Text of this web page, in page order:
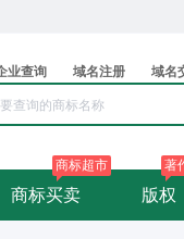
业查询 域名注册 域名
商标买卖
商标超市
版权
著